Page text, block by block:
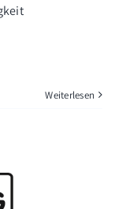
Weiterlesen